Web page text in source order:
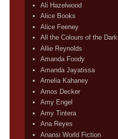
Ali Hazelwood
Alice Books
Alice Feeney
All the Colours of the Dark
Allie Reynolds
Amanda Foody
Amanda Jayatissa
Amelia Kahaney
Amos Decker
Amy Engel
Amy Tintera
Ana Reyes
Anansi World Fiction